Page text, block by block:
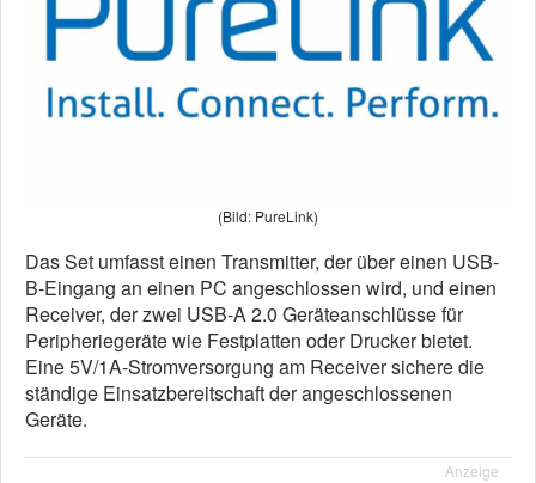
(Bild: PureLink)
Das Set umfasst einen Transmitter, der über einen USB-
B-Eingang an einen PC angeschlossen wird, und einen
Receiver, der zwei USB-A 2.0 Geräteanschlüsse für
Peripheriegeräte wie Festplatten oder Drucker bietet.
Eine 5V/1A-Stromversorgung am Receiver sichere die
ständige Einsatzbereitschaft der angeschlossenen
Geräte.
Anzeige